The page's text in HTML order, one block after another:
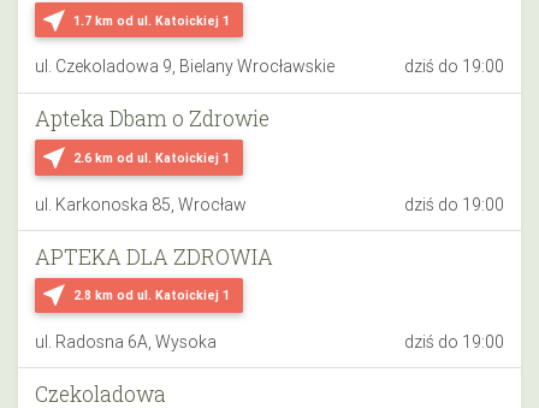
near_me 1.7 km od ul. Katoickiej 1
ul. Czekoladowa 9, Bielany Wrocławskie dziś do 19:00
near_me 2.6 km od ul. Katoickiej 1
Apteka Dbam o Zdrowie
ul. Karkonoska 85, Wrocław dziś do 19:00
near_me 2.8 km od ul. Katoickiej 1
APTEKA DLA ZDROWIA
ul. Radosna 6A, Wysoka dziś do 19:00
Czekoladowa